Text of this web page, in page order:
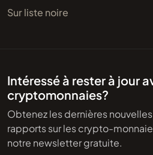
Sur liste noire
Intéressé à rester à jour
cryptomonnaies?
Obtenez les dernières
rapports sur les crypto-
notre newsletter gratuite.